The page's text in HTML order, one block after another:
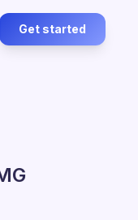
Get started